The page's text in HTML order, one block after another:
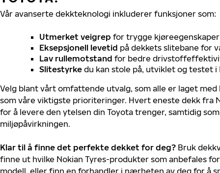
Vår avanserte dekkteknologi inkluderer funksjoner som:
Utmerket veigrep for trygge
Eksepsjonell levetid på dekkets slitebane for
Lav rullemotstand for bedre
Slitestyrke du kan stole på, utviklet og testet i
Velg blant vårt omfattende utvalg, som alle er laget
som våre viktigste prioriteringer. Hvert eneste dekk fra
for å levere den ytelsen din Toyota trenger, samtidig
miljøpåvirkningen.
Klar til å finne det perfekte dekket for deg? Bruk
finne ut hvilke Nokian Tyres-produkter som anbefales
modell, eller finn en forhandler i nærheten av deg for å